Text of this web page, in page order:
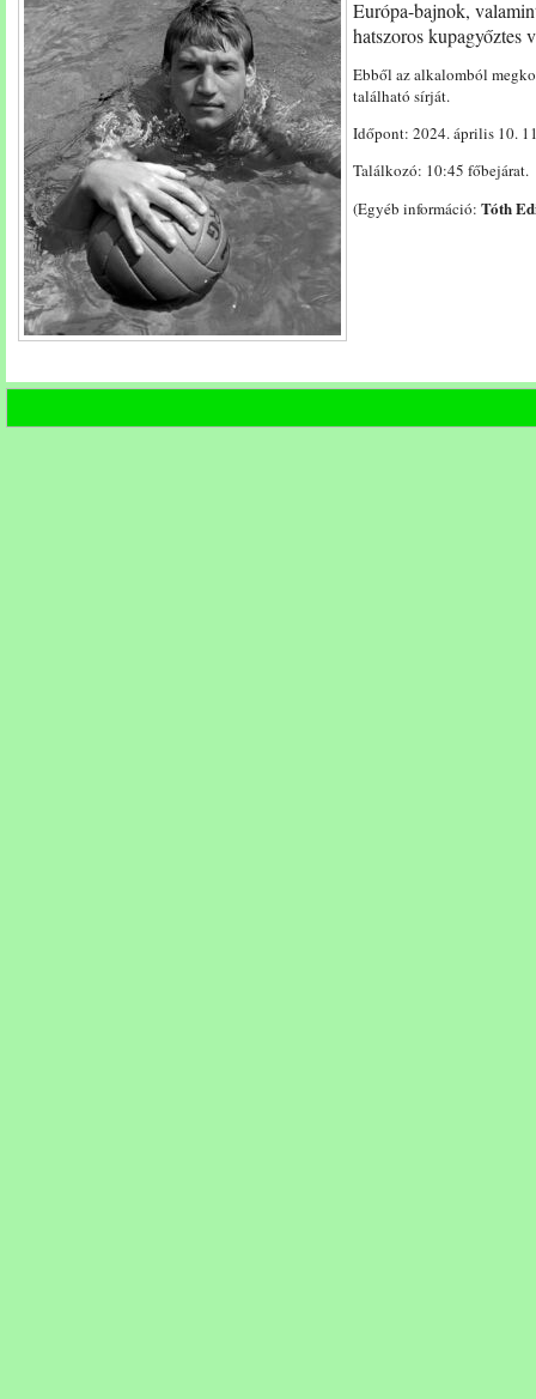
10:45
-
11:30)
bejegyzéshez
Európa-bajnok,
hatszoros kupagyőztes
Ebből az alkalomból
található sírját.
Időpont: 2024. április 10.
Találkozó: 10:45 főbejárat.
(Egyéb információ: Tóth